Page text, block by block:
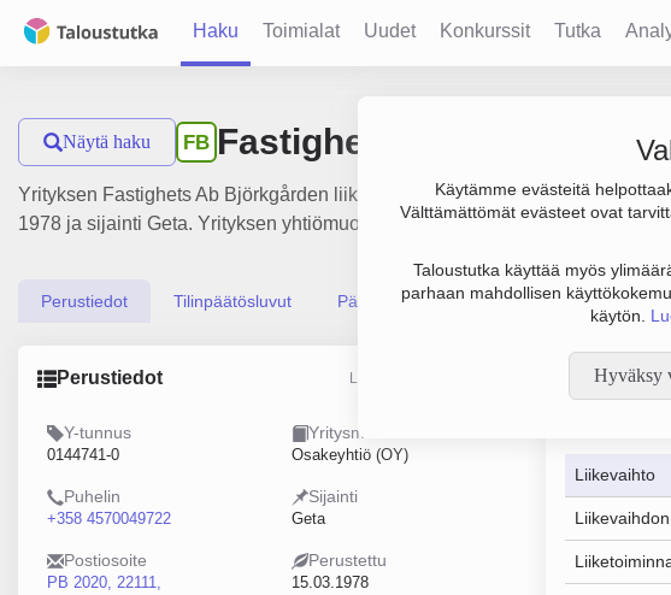
Haku Toimialat Uudet Konkurssit Tutka
Käytämme evästeitä
Välttämättömät evästeet ovat
Taloustutka käyttää myös
parhaan mahdollisen
käytön.
Hyväksy
Näytä haku FB Fastighets Ab
Yrityksen Fastighets Ab Björkgården liikevaihto on 223 000 € ja tulos 77
1978 ja sijainti Geta. Yrityksen yhtiömuoto Osakeyhtiö (OY).
Perustiedot Tilinpäätösluvut Päättäjätiedot
Perustiedot Lähde: YTJ, PRH, Traficom
Y-tunnus
0144741-0
Yritysmuoto
Osakeyhtiö (OY)
Puhelin
+358 4570049722
Sijainti
Geta
Postiosoite
PB 2020, 22111,
Perustettu
15.03.1978
Liikevaihto